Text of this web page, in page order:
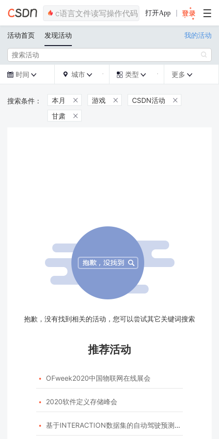
打开App
活动首页 发现活动 我的活动

 时间   城市   类型  更多 
本月  游戏  CSDN活动 
甘肃 
抱歉，没有找到相关的活动，您可以尝试其它关键词搜索
推荐活动
 OFweek2020中国物联网在线展会
 2020软件定义存储峰会
 基于INTERACTION数据集的自动驾驶预测模型挑战赛